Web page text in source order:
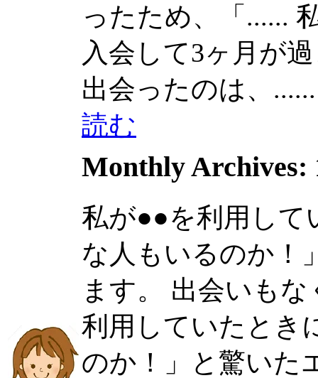
ったため、「......
入会して3ヶ月が
出会ったのは、......
読む
Monthly Archives:
私が●●を利用して
な人もいるのか！
ます。 出会いも
利用していたとき
のか！」と驚いた